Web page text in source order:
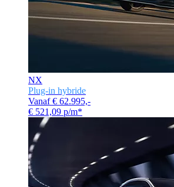
NX
Plug-in hybride
Vanaf € 62.995,-
€ 521,09 p/m*